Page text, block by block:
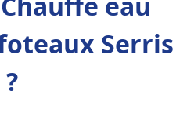
Serris
?